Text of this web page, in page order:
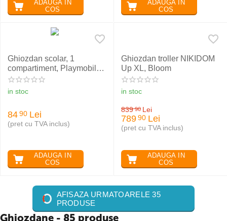
ADAUGA IN
COS
ADAUGA IN
COS
Ghiozdan scolar, 1
compartiment, Playmobil
Politie, ASTRA
in stoc
84 90 Lei
(pret cu TVA inclus)
ADAUGA IN
COS
Ghiozdan troller NIKIDOM
Up XL, Bloom
in stoc
839 90 Lei
789 90 Lei
(pret cu TVA inclus)
ADAUGA IN
COS
AFISAZA URMATOARELE 35
PRODUSE
Ghiozdane - 85 produse